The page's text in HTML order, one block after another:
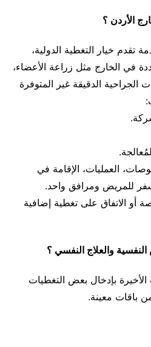
الأردن ؟
تقدم خيار التغطية الدولية،
في الخارج مثل زراعة الأعضاء،
الجراحية الدقيقة غير المتوفرة
العمليات، الإقامة في
للمريض ومرافق واحد.
أو الاتفاق على تغطية إضافية
والعلاج النفسي ؟
بإدخال بعض التغطيات
باقات معينة.